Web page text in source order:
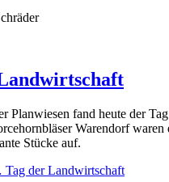
Planwiesen fand heute der
Warendorf waren
Stücke auf.
Tag der Landwirtschaft